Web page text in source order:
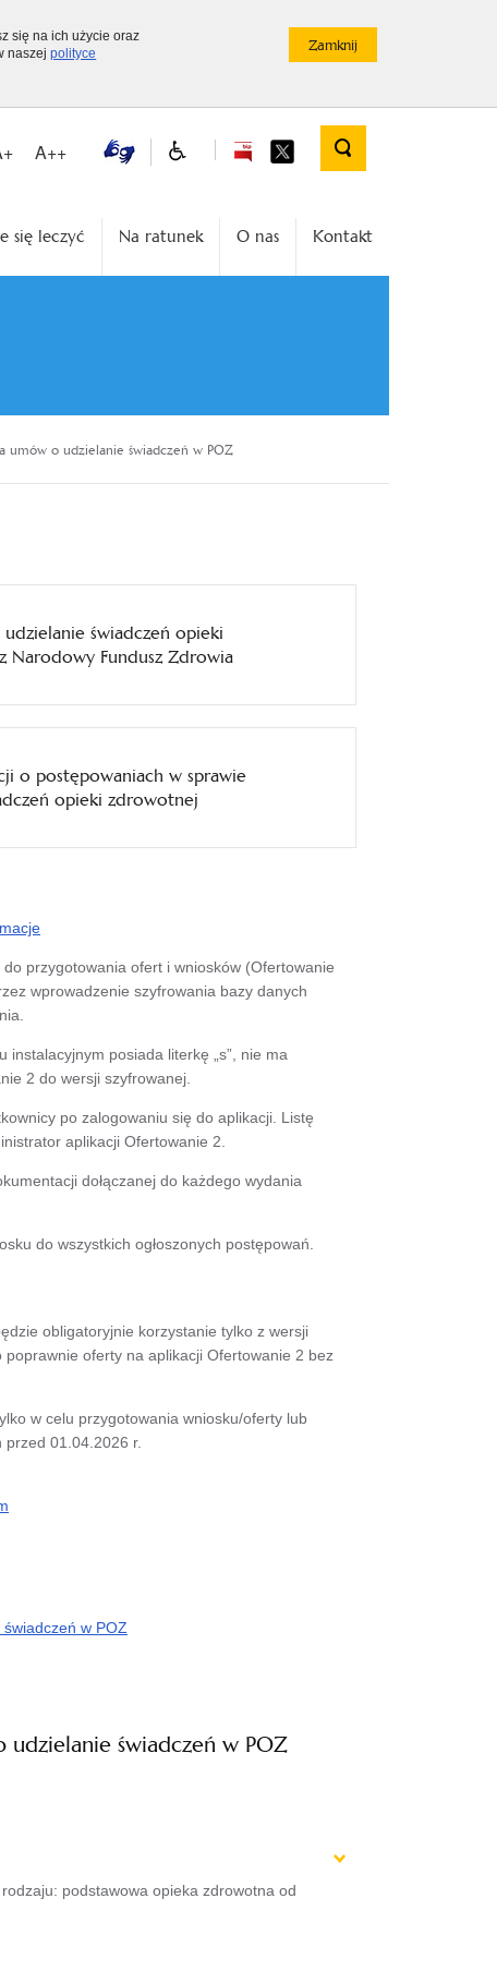
się na ich użycie oraz
naszejpolityce
A++
się leczyć Na ratunek O nas Kontakt
umów o udzielanie świadczeń w POZ
świadczeń opieki
Narodowy Fundusz Zdrowia
o postępowaniach w sprawie
opieki zdrowotnej
przygotowania ofert i wniosków (Ofertowanie
wprowadzenie szyfrowania bazy danych
posiada literkę „s”, nie ma
2 do wersji szyfrowanej.
po zalogowaniu się do aplikacji. Listę
aplikacji Ofertowanie 2.
dołączanej do każdego wydania
do wszystkich ogłoszonych postępowań.
obligatoryjnie korzystanie tylko z wersji
oferty na aplikacji Ofertowanie 2 bez
w celu przygotowania wniosku/oferty lub
przed 01.04.2026 r.
w POZ
świadczeń w POZ
podstawowa opieka zdrowotna od